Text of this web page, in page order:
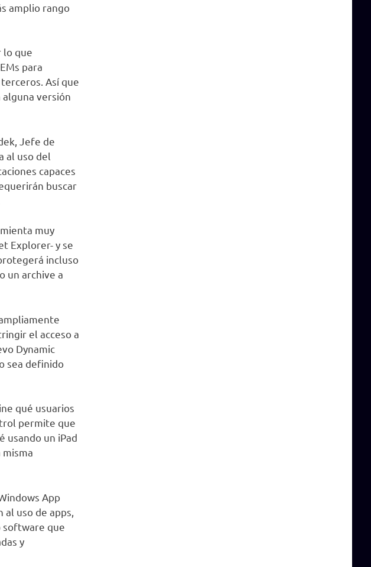
amplio rango
lo que
para
Así que
versión
Jefe de
al uso del
capaces
buscar
muy
Explorer- y se
incluso
un archive a
el acceso a
Dynamic
sea definido
qué usuarios
permite que
usando un iPad
App
uso de apps,
software que
y